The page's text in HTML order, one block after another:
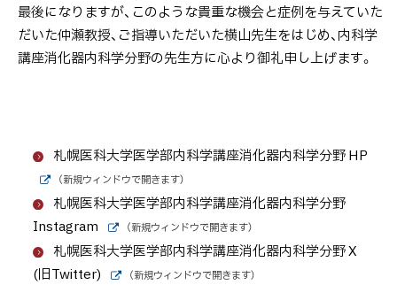
最後になりますが、このような貴重な機会と症例を与えていた
だいた仲瀬教授、ご指導いただいた横山先生をはじめ、内科学
講座消化器内科学分野の先生方に心より御礼申し上げます。
札幌医科大学医学部内科学講座消化器内科学分野 HP
部
サ
ト
（新規ウィンドウで開きます）
札幌医科大学医学部内科学講座消化器内科学分野
Instagram
外
部
サ
（新規ウィンドウで開きます）
札幌医科大学医学部内科学講座消化器内科学分野 X
(旧Twitter)
（新規ウィンドウで開きます）